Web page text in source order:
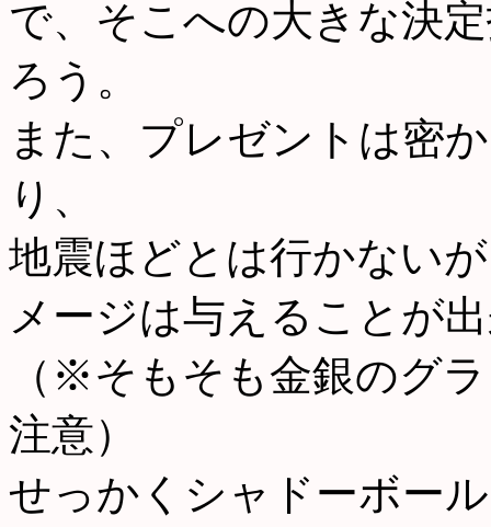
で、そこへの大きな決
ろう。
また、プレゼントは密
り、
地震ほどとは行かない
メージは与えることが
（※そもそも金銀のグ
注意）
せっかくシャドーボー